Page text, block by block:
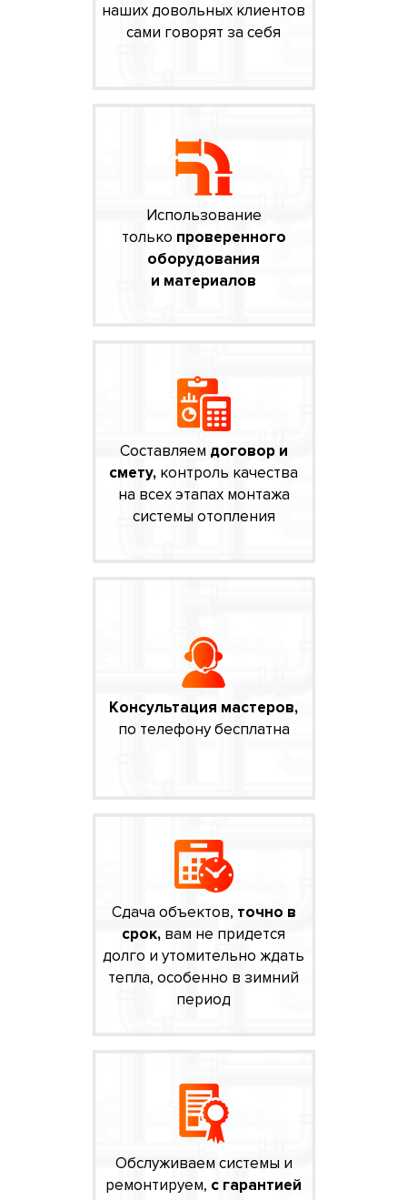
наших довольных клиентов
сами говорят за себя
Использование
только проверенного
оборудования
и материалов
Составляем договор и
смету, контроль качества
на всех этапах монтажа
системы отопления
Консультация мастеров,
по телефону бесплатна
Сдача объектов, точно в
срок, вам не придется
долго и утомительно ждать
тепла, особенно в зимний
период
Обслуживаем системы и
ремонтируем, с гарантией